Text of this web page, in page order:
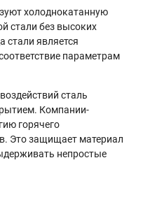
холоднокатанную
стали без высоких
стали является
параметрам
сталь
Компании-
горячего
Это защищает материал
непростые